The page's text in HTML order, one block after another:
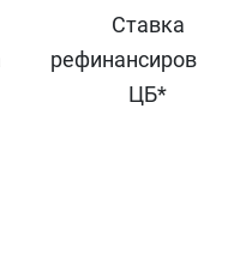
Ставка
рефинансирования
ЦБ*